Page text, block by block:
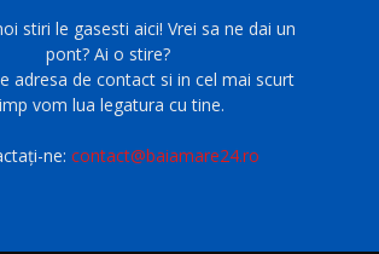
stiri le gasesti aici! Vrei sa ne dai un
pont? Ai o stire?
adresa de contact si in cel mai scurt
vom lua legatura cu tine.
ne:contact@baiamare24.ro